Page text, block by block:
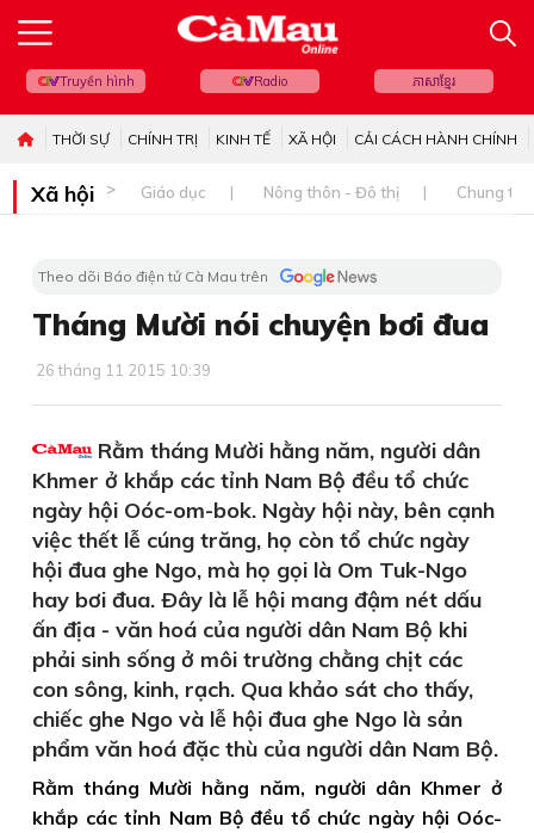
Truyền hình Radio ភាសាខ្មែរ
THỜI SỰ CHÍNH TRỊ KINH TẾ XÃ HỘI CẢI CÁCH HÀNH CHÍNH
Xã hội Giáo dục Nông thôn - Đô thị Chung
Theo dõi Báo điện tử Cà Mau trên
Tháng Mười nói chuyện bơi đua
26 tháng 11 2015 10:39
Rằm tháng Mười hằng năm, người dân
Khmer ở khắp các tỉnh Nam Bộ đều tổ chức
ngày hội Oóc-om-bok. Ngày hội này, bên cạnh
việc thết lễ cúng trăng, họ còn tổ chức ngày
hội đua ghe Ngo, mà họ gọi là Om Tuk-Ngo
hay bơi đua. Ðây là lễ hội mang đậm nét dấu
ấn địa - văn hoá của người dân Nam Bộ khi
phải sinh sống ở môi trường chằng chịt các
con sông, kinh, rạch. Qua khảo sát cho thấy,
chiếc ghe Ngo và lễ hội đua ghe Ngo là sản
phẩm văn hoá đặc thù của người dân Nam Bộ.
Rằm tháng Mười hằng năm, người dân Khmer ở
khắp các tỉnh Nam Bộ đều tổ chức ngày hội Oóc-